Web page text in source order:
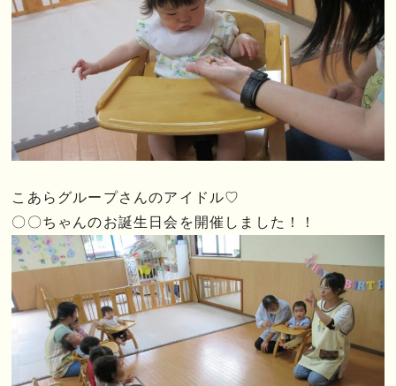
こあらグループさんのアイドル♡
〇〇ちゃんのお誕生日会を開催しました！！